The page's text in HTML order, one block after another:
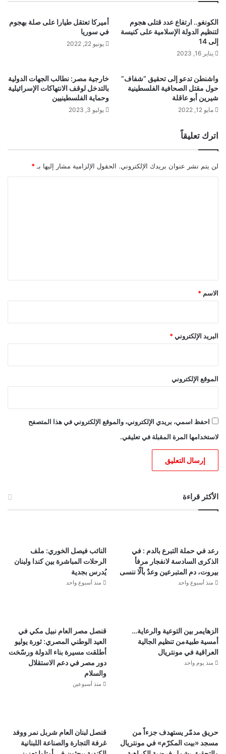
الكونغو.. ارتفاع عدد قتلى هجوم
لتنظيم الدولة الإسلامية على كنيسة
إلى 14
يناير 16, 2023
أميركا تعتقل طيارا على صلة بهجوم
في سوريا
يونيو 22, 2022
واشنطن تدعو إلى تحقيق “شفاف”
حول مقتل الصحافية الفلسطينية
شيرين أبو عاقلة
مايو 12, 2022
خارجية مصر: نطالب الجهات الدولية
بالتدخل لوقف الانتهاكات الإسرائيلية
وحماية الفلسطينيين
يوليو 3, 2023
اترك تعليقاً
لن يتم نشر عنوان بريدك الإلكتروني. الحقول الإلزامية مشار إليها بـ *
*
الاسم *
البريد الإلكتروني *
الموقع الإلكتروني
احفظ اسمي، بريدي الإلكتروني، والموقع الإلكتروني في هذا المتصفح
لاستخدامها المرة المقبلة في تعليقي.
الأكثر قراءة
رعد في حملة التبرع بالدم : في
الذكرى السادسة لانفجار مرفأ
بيروت، دم المتبرعين وعدٌ بألّا ننسى
منذ أسبوع واحد
النائب فيصل الخوري: ملف
الرحلات المباشرة بين كندا ولبنان
يُدرس بجدية
منذ أسبوع واحد
الزهايمر بين التوعية والرعاية…
أمسية طبيةمن تنظيم الجالية
العراقية في مونتريال
منذ يوم واحد
قنصل مصر العام نبيل مكي في
العيد الوطني المصري: ثورة يوليو
أطلقت مسيرة بناء الدولة ورسّخت
دور مصر في دعم الاستقلال
والسلام
منذ أسبوعين
حريق مدمّر يستهدف جزءاً من
مسجد «بيت المكرّم» في مونتريال
قنصل لبنان العام شربل نمر ووفد
غرفة التجارة والصناعة اللبنانية